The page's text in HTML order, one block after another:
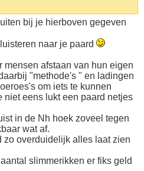
bij je hierboven gegeven
naar je paard
mensen afstaan van hun eigen
"methode's " en ladingen
om iets te kunnen
niet eens lukt een paard netjes
in de Nh hoek zoveel tegen
wat af.
zo overduidelijk alles laat zien
slimmerikken er fiks geld